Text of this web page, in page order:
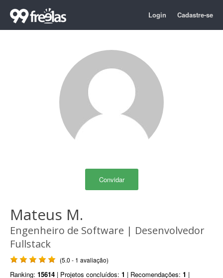
Login Cadastre-se
Convidar
Mateus M.
Engenheiro de Software | Desenvolvedor
Fullstack
(5.0 - 1 avaliação)
Ranking: 15614 | Projetos concluídos: 1 | Recomendações: 1 |